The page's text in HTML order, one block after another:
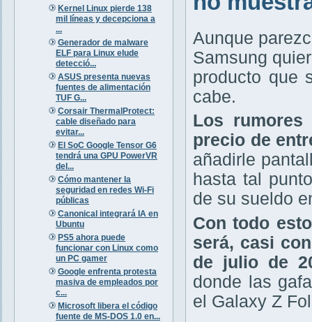
Kernel Linux pierde 138
mil líneas y decepciona a
...
Generador de malware
ELF para Linux elude
detecció...
ASUS presenta nuevas
fuentes de alimentación
TUF G...
Corsair ThermalProtect:
cable diseñado para
evitar...
El SoC Google Tensor G6
tendrá una GPU PowerVR
del...
Cómo mantener la
seguridad en redes Wi-Fi
públicas
Canonical integrará IA en
Ubuntu
PS5 ahora puede
funcionar con Linux como
un PC gamer
Google enfrenta protesta
masiva de empleados por
c...
Microsoft libera el código
fuente de MS-DOS 1.0 en...
Aunque
Samsung
producto que
cabe.
Los
precio de
añadirle
hasta tal
de su sueldo
Con todo
será, casi
de julio de
donde las
el Galaxy Z